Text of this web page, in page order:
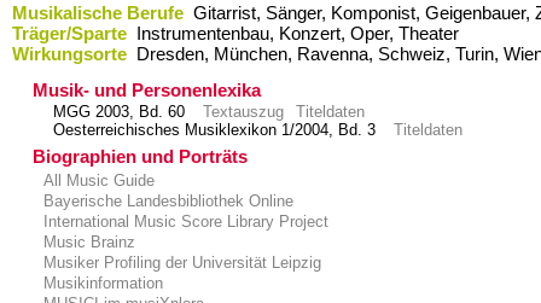
Musikalische Berufe Gitarrist, Sänger, Komponist, Geigenbauer,
Träger/Sparte Instrumentenbau, Konzert, Oper, Theater
Wirkungsorte Dresden,​ München,​ Ravenna,​ Schweiz,​ Turin,​
Musik- und Personenlexika
MGG 2003, Bd. 60 Textauszug
Titeldaten
Oesterreichisches Musiklexikon 1/2004, Bd. 3
Titeldaten
Biographien und Porträts
All Music Guide
Bayerische Landesbibliothek Online
International Music Score Library Project
Music Brainz
Musiker Profiling der Universität Leipzig
Musikinformation